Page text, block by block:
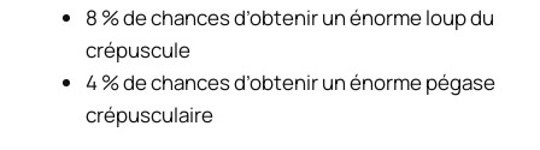
8 % de chances d’obtenir un énorme loup du
crépuscule
4 % de chances d’obtenir un énorme pégase
crépusculaire